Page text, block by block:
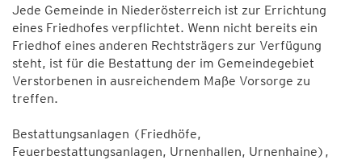
Jede Gemeinde in Niederösterreich ist zur Errichtung
eines Friedhofes verpflichtet. Wenn nicht bereits ein
Friedhof eines anderen Rechtsträgers zur Verfügung
steht, ist für die Bestattung der im Gemeindegebiet
Verstorbenen in ausreichendem Maße Vorsorge zu
treffen.
Bestattungsanlagen (Friedhöfe,
Feuerbestattungsanlagen, Urnenhallen, Urnenhaine),